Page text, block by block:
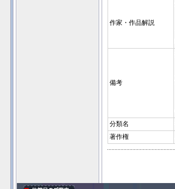
作家・作品解説
備考
分類名
著作権